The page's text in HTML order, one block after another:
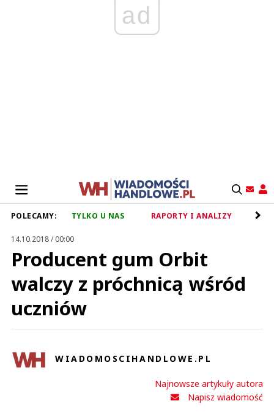
ad
POLECAMY: TYLKO U NAS RAPORTY I ANALIZY
14.10.2018 / 00:00
Producent gum Orbit
walczy z próchnicą wśród
uczniów
WIADOMOSCIHANDLOWE.PL
Najnowsze artykuły autora
Napisz wiadomość